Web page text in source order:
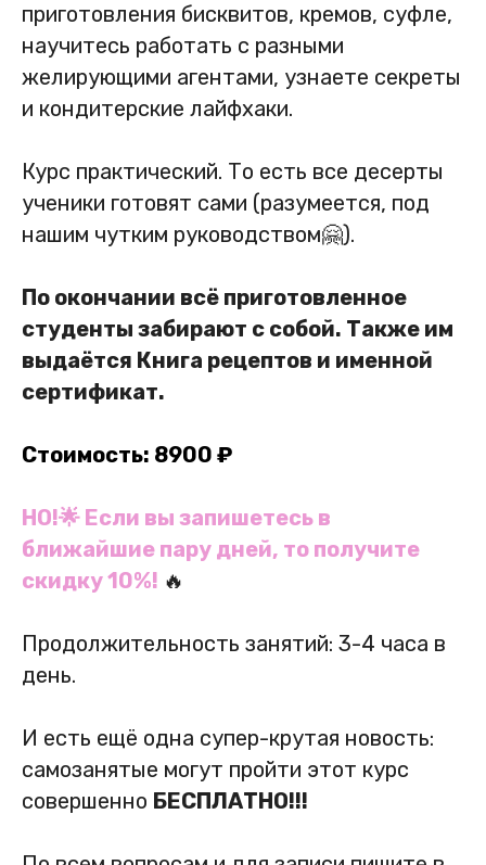
приготовления бисквитов, кремов, суфле,
научитесь работать с разными
желирующими агентами, узнаете секреты
и кондитерские лайфхаки.
Курс практический. То есть все десерты
ученики готовят сами (разумеется, под
нашим чутким руководством🤗).
По окончании всё приготовленное
студенты забирают с собой. Также им
выдаётся Книга рецептов и именной
сертификат.
Стоимость: 8900 ₽
НО!🌟 Если вы запишетесь в
ближайшие пару дней, то получите
скидку 10%! 🔥
Продолжительность занятий: 3-4 часа в
день.
И есть ещё одна супер-крутая новость:
самозанятые могут пройти этот курс
совершенно БЕСПЛАТНО!!!